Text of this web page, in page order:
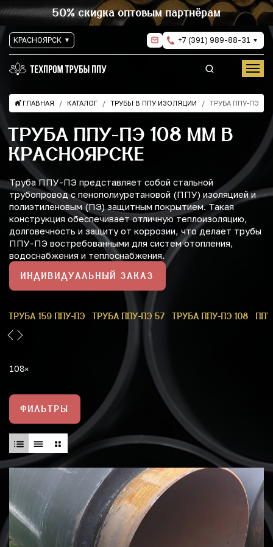
50% скидка оптовым партнёрам
КРАСНОЯРСК +7 (391) 989-88-31
ГЛАВНАЯ КАТАЛОГ ТРУБЫ В ППУ ИЗОЛЯЦИИ ТРУБА ППУ-ПЭ
ТРУБА ППУ-ПЭ 108 ММ В
КРАСНОЯРСКЕ
Труба ППУ-ПЭ представляет собой стальной
трубопровод с пенополиуретановой (ППУ) изоляцией и
полиэтиленовым (ПЭ) защитным покрытием. Такая
конструкция обеспечивает отличную теплоизоляцию,
долговечность и защиту от коррозии, что делает трубы
ППУ-ПЭ востребованными для систем отопления,
водоснабжения и теплоснабжения.
ИНДИВИДУАЛЬНЫЙ ЗАКАЗ
ТРУБА 159 ППУ-ПЭ ТРУБА ППУ-ПЭ 57 ТРУБА ППУ-ПЭ 108
108
ФИЛЬТРЫ